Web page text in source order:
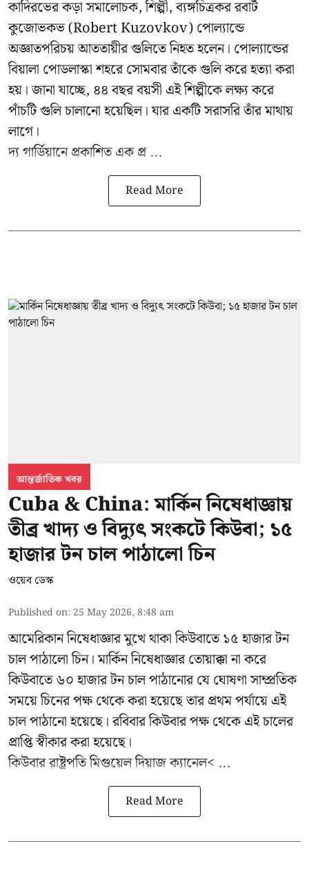
কাদিরভের কড়া সমালোচক, শিল্পী, ব্যঙ্গচিত্রকর রবার্ট
কুজোভকভ (Robert Kuzovkov) পোল্যান্ডে
অজ্ঞাতপরিচয় আততায়ীর গুলিতে নিহত হলেন। পোল্যান্ডের
বিয়ালা পোডলাস্কা শহরে সোমবার তাঁকে গুলি করে হত্যা করা
হয়। জানা যাচ্ছে, ৪৪ বছর বয়সী এই শিল্পীকে লক্ষ্য করে
পাঁচটি গুলি চালানো হয়েছিল। যার একটি সরাসরি তাঁর মাথায়
লাগে।
দ্য গার্ডিয়ানে প্রকাশিত এক প্র ...
Read More
আন্তর্জাতিক খবর
Cuba & China: মার্কিন নিষেধাজ্ঞায়
তীব্র খাদ্য ও বিদ্যুৎ সংকটে কিউবা; ১৫
হাজার টন চাল পাঠালো চিন
ওয়েব ডেস্ক
Published on: 25 May 2026, 8:48 am
আমেরিকান নিষেধাজ্ঞার মুখে থাকা কিউবাতে ১৫ হাজার টন
চাল পাঠালো চিন। মার্কিন নিষেধাজ্ঞার তোয়াক্কা না করে
কিউবাতে ৬০ হাজার টন চাল পাঠানোর যে ঘোষণা সাম্প্রতিক
সময়ে চিনের পক্ষ থেকে করা হয়েছে তার প্রথম পর্যায়ে এই
চাল পাঠানো হয়েছে। রবিবার কিউবার পক্ষ থেকে এই চালের
প্রাপ্তি স্বীকার করা হয়েছে।
কিউবার রাষ্ট্রপতিমিগুয়েল দিয়াজ ক্যানেল< ...
Read More